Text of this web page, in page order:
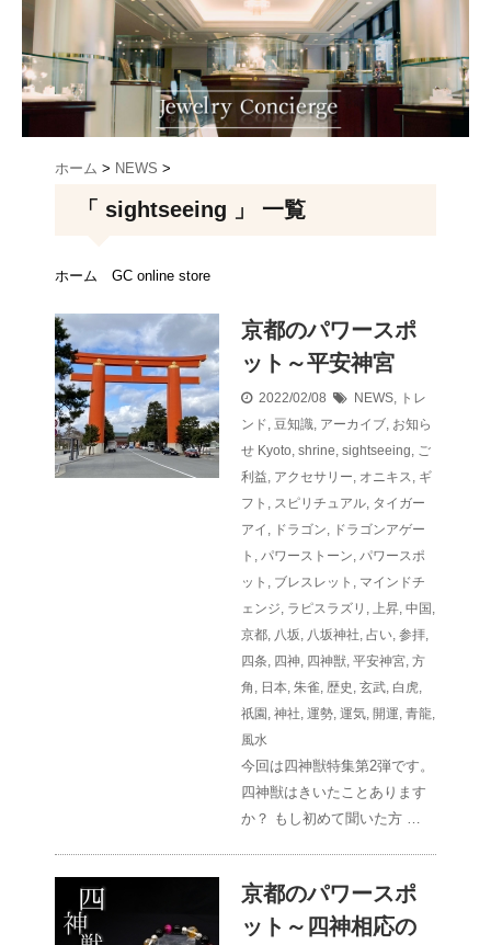
ホーム > NEWS >
「 sightseeing 」 一覧
ホーム GC online store
京都のパワースポ
ット～平安神宮
2022/02/08 NEWS, トレ
ンド, 豆知識, アーカイブ, お知ら
せ Kyoto, shrine, sightseeing, ご
利益, アクセサリー, オニキス, ギ
フト , スピリチュアル, タイガー
アイ , ドラゴン, ドラゴンアゲー
ト , パワーストーン, パワースポ
ット , ブレスレット , マインドチ
ェンジ, ラピスラズリ , 上昇, 中国,
京都, 八坂, 八坂神社, 占い, 参拝,
四条, 四神, 四神獣, 平安神宮, 方
角 , 日本, 朱雀, 歴史 , 玄武, 白虎,
祇園, 神社, 運勢, 運気, 開運, 青龍,
風水
今回は四神獣特集第2弾です。
四神獣はきいたことあります
か？ もし初めて聞いた方 …
京都のパワースポ
ット～四神相応の